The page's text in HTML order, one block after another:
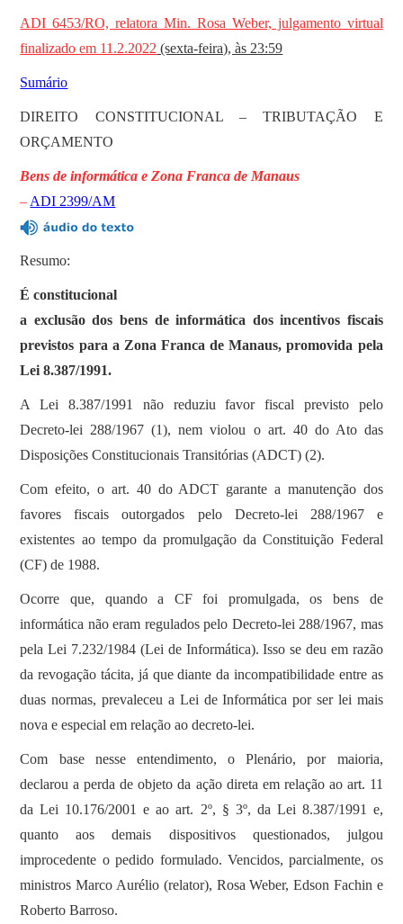
ADI 6453/RO, relatora Min. Rosa Weber, julgamento virtual
finalizado em 11.2.2022 (sexta-feira), às 23:59
Sumário
DIREITO CONSTITUCIONAL – TRIBUTAÇÃO E
ORÇAMENTO
Bens de informática e Zona Franca de Manaus
– ADI 2399/AM
Resumo:
É constitucional
a exclusão dos bens de informática dos incentivos fiscais
previstos para a Zona Franca de Manaus, promovida pela
Lei 8.387/1991.
A Lei 8.387/1991 não reduziu favor fiscal previsto pelo
Decreto-lei 288/1967 (1), nem violou o art. 40 do Ato das
Disposições Constitucionais Transitórias (ADCT) (2).
Com efeito, o art. 40 do ADCT garante a manutenção dos
favores fiscais outorgados pelo Decreto-lei 288/1967 e
existentes ao tempo da promulgação da Constituição Federal
(CF) de 1988.
Ocorre que, quando a CF foi promulgada, os bens de
informática não eram regulados pelo Decreto-lei 288/1967, mas
pela Lei 7.232/1984 (Lei de Informática). Isso se deu em razão
da revogação tácita, já que diante da incompatibilidade entre as
duas normas, prevaleceu a Lei de Informática por ser lei mais
nova e especial em relação ao decreto-lei.
Com base nesse entendimento, o Plenário, por maioria,
declarou a perda de objeto da ação direta em relação ao art. 11
da Lei 10.176/2001 e ao art. 2º, § 3º, da Lei 8.387/1991 e,
quanto aos demais dispositivos questionados, julgou
improcedente o pedido formulado. Vencidos, parcialmente, os
ministros Marco Aurélio (relator), Rosa Weber, Edson Fachin e
Roberto Barroso.